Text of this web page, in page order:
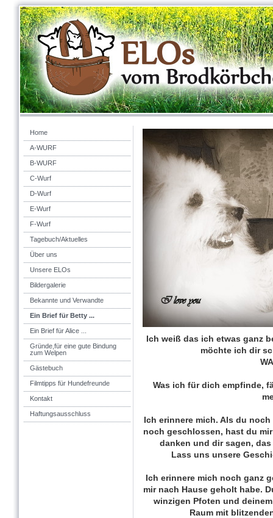
Home
A-WURF
B-WURF
C-Wurf
D-Wurf
E-Wurf
F-Wurf
Tagebuch/Aktuelles
Über uns
Unsere ELOs
Bildergalerie
Bekannte und Verwandte
Ein Brief für Betty ...
Ein Brief für Alice ...
Gründe,für eine gute Bindung
zum Welpen
Gästebuch
Filmtipps für Hundefreunde
Kontakt
Haftungsausschluss
Ich weiß das ich etwas ganz
möchte ich dir
Was ich für dich empfinde,
Ich erinnere mich. Als du
noch geschlossen, hast du
danken und dir sagen,
Lass uns unsere
Ich erinnere mich noch ganz
mir nach Hause geholt habe.
winzigen Pfoten und
Raum mit